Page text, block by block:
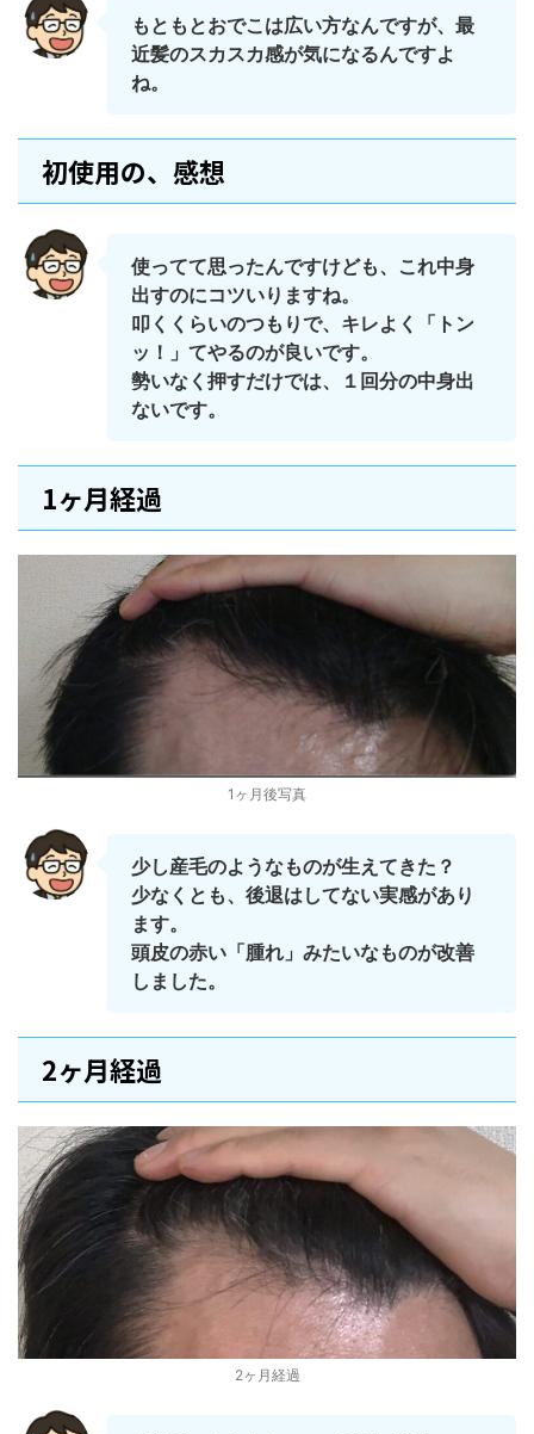
もともとおでこは広い方なんですが、最
近髪のスカスカ感が気になるんですよ
ね。
初使用の、感想
使ってて思ったんですけども、これ中身
出すのにコツいりますね。
叩くくらいのつもりで、キレよく「トン
ッ！」てやるのが良いです。
勢いなく押すだけでは、１回分の中身出
ないです。
1ヶ月経過
1ヶ月後写真
少し産毛のようなものが生えてきた？
少なくとも、後退はしてない実感があり
ます。
頭皮の赤い「腫れ」みたいなものが改善
しました。
2ヶ月経過
2ヶ月経過